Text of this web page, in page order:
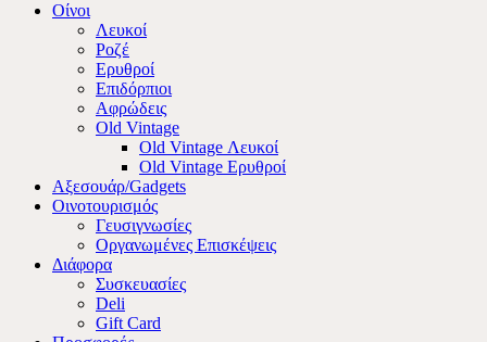
Οίνοι
Λευκοί
Ροζέ
Ερυθροί
Επιδόρπιοι
Αφρώδεις
Old Vintage
Old Vintage Λευκοί
Old Vintage Ερυθροί
Αξεσουάρ/Gadgets
Οινοτουρισμός
Γευσιγνωσίες
Οργανωμένες Επισκέψεις
Διάφορα
Συσκευασίες
Deli
Gift Card